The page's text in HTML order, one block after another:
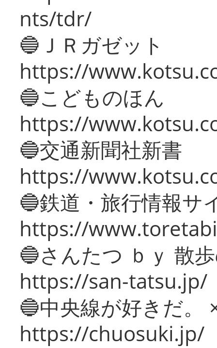
nts/tdr/
🔵ＪＲガゼット
https://
🔵こどものほん
https://
🔵交通新聞社新書
https://
🔵鉄道・旅行情報サ
https://
🔵さんたつ ｂｙ 散
https://san-tatsu.jp/
🔵中央線が好きだ。
https://chuosuki.jp/